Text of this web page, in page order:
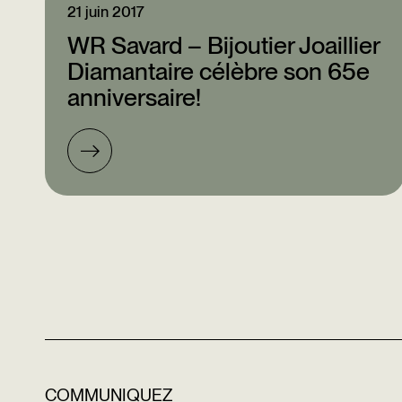
WR Savard – Bijoutier Joaillier
Diamantaire célèbre son 65e
anniversaire!
21 juin 2017
COMMUNIQUEZ